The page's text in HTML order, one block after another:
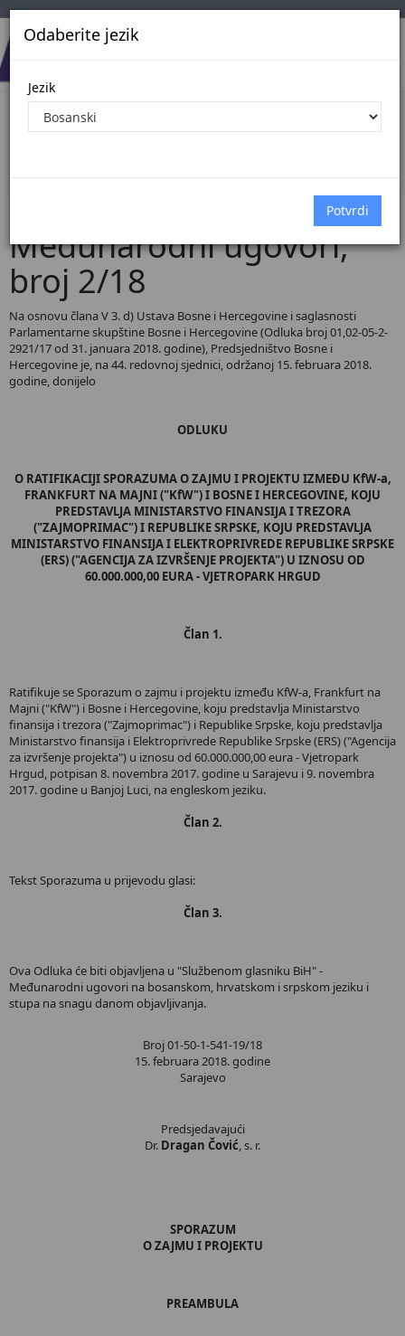
Odaberite jezik
Jezik
Pregled Dokumenata| Broj 2/18
Međunarodni ugovori,
broj 2/18
Na osnovu člana V 3. d) Ustava Bosne i Hercegovine i saglasnosti
Parlamentarne skupštine Bosne i Hercegovine (Odluka broj 01,02-05-2-
2921/17 od 31. januara 2018. godine), Predsjedništvo Bosne i
Hercegovine je, na 44. redovnoj sjednici, održanoj 15. februara 2018.
godine, donijelo
ODLUKU
O RATIFIKACIJI SPORAZUMA O ZAJMU I PROJEKTU IZMEĐU KfW-a,
FRANKFURT NA MAJNI ("KfW") I BOSNE I HERCEGOVINE, KOJU
PREDSTAVLJA MINISTARSTVO FINANSIJA I TREZORA
("ZAJMOPRIMAC") I REPUBLIKE SRPSKE, KOJU PREDSTAVLJA
MINISTARSTVO FINANSIJA I ELEKTROPRIVREDE REPUBLIKE SRPSKE
(ERS) ("AGENCIJA ZA IZVRŠENJE PROJEKTA") U IZNOSU OD
60.000.000,00 EURA - VJETROPARK HRGUD
Član 1.
Ratifikuje se Sporazum o zajmu i projektu između KfW-a, Frankfurt na
Majni ("KfW") i Bosne i Hercegovine, koju predstavlja Ministarstvo
finansija i trezora ("Zajmoprimac") i Republike Srpske, koju predstavlja
Ministarstvo finansija i Elektroprivrede Republike Srpske (ERS) ("Agencija
za izvršenje projekta") u iznosu od 60.000.000,00 eura - Vjetropark
Hrgud, potpisan 8. novembra 2017. godine u Sarajevu i 9. novembra
2017. godine u Banjoj Luci, na engleskom jeziku.
Član 2.
Tekst Sporazuma u prijevodu glasi:
Član 3.
Ova Odluka će biti objavljena u "Službenom glasniku BiH" -
Međunarodni ugovori na bosanskom, hrvatskom i srpskom jeziku i
stupa na snagu danom objavljivanja.
Broj 01-50-1-541-19/18
15. februara 2018. godine
Sarajevo
Predsjedavajući
Dr. Dragan Čović, s. r.
SPORAZUM
O ZAJMU I PROJEKTU
PREAMBULA